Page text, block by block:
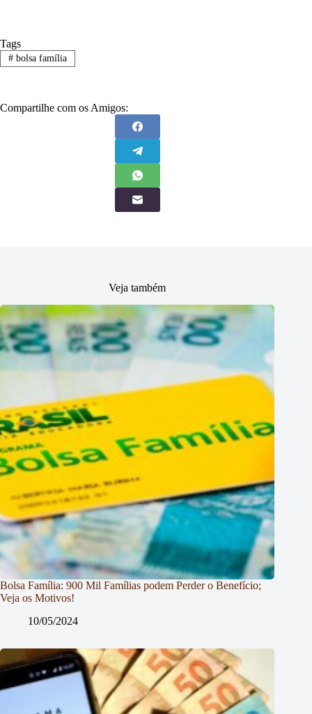
Tags
#bolsa família
Compartilhe com os Amigos:
Veja também
Bolsa Família: 900 Mil Famílias podem Perder o Benefício;
Veja os Motivos!
10/05/2024